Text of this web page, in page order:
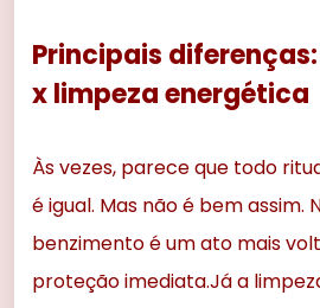
Principais
x limpeza energética
Às vezes, parece que todo
é igual. Mas não é bem assim.
benzimento é um ato mais
proteção imediata.Já a